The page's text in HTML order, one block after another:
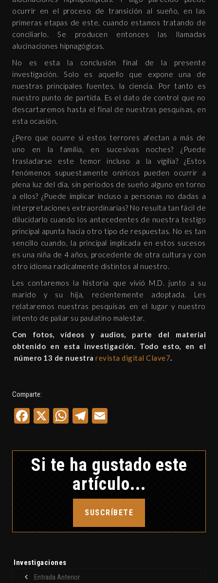
ocurrir en el proceso de transición al sueño, en las
primeras etapas de este, cuando estamos tratando de
conciliarlo. Se producen entonces las llamadas
alucinaciones hipnagógicas.
No es esta la conclusión final de la presente
investigación. Solo es aquello que expone una de
nuestras principales fuentes, la ciencia. Por tanto es
nuestro punto de partida. Es el dato de control que no
descartaremos hasta el final de nuestras pesquisas, en
esta ocasión.
¿Pero que ocurre si estos terrores afectan a más de
uno en la familia, en sucesivas noches? ¿Puede
trasladarse este temor incluso a la vigilia? ¿Estos
fenómenos supuestamente oníricos pueden ocurrir a
plena luz del día, sin periodos de sueño alguno en torno
a ellos? ¿Puede implicar incluso a personas no dadas a
interpretaciones extraordinarias? No resulta tan fácil de
dilucidarlo cuando los antecedentes de nuestra testigo
principal apunta hacia otro tipo de respuestas. No es tan
sencillo cuando, la principal implicada en estos sucesos
es una niña de 4 años, procedente de otra cultura y con
otro idioma radicalmente distintos al nuestro.
Les contaremos la historia que vivió M.D. junto a su
marido y su hija, recientemente adoptada. Les
relataremos nuestras pesquisas en el lugar y nuestro
intento de paliar su paulatino malestar.
Con fotos, vídeos y audios, parte del material
obtenido en esta investigación. Todo esto, en el
número 13 de nuestra revista digital Clave7.
Comparte:
Facebook
X WhatsApp
Telegram
Si te ha gustado este
artículo...
SUSCRÍBETE
Etiquetas:
Investigaciones
Entrada Anterior